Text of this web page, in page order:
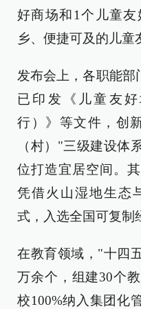
好商场和1个儿童
乡、便捷可及的儿童
发布会上，各职能部
已印发《儿童友
行）》等文件，创
（村）"三级建设体
位打造宜居空间。
凭借火山湿地生态
式，入选全国可复制
在教育领域，"十四
万余个，组建30个
校100%纳入集团化